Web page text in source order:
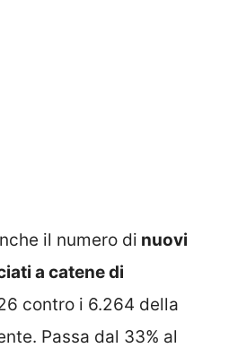
il numero di nuovi
a catene di
contro i 6.264 della
Passa dal 33% al